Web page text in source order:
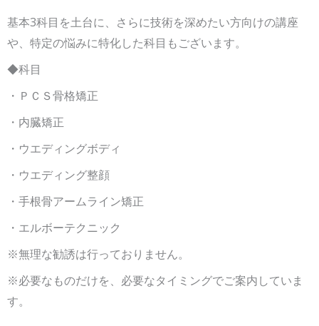
基本3科目を土台に、さらに技術を深めたい方向けの講座
や、特定の悩みに特化した科目もございます。
◆科目
・ＰＣＳ骨格矯正
・内臓矯正
・ウエディングボディ
・ウエディング整顔
・手根骨アームライン矯正
・エルボーテクニック
※無理な勧誘は行っておりません。
※必要なものだけを、必要なタイミングでご案内していま
す。